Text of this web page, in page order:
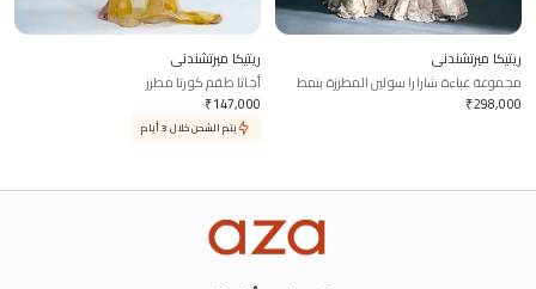
ريتيكا ميرتشندني
مجموعة عباءة شارارا سولين المطرزة بنمط
خلية النحل
₹298,000
ريتيكا ميرتشندني
أجاثا طقم كورتا مطرز
₹147,000
يتم الشحن خلال 3 أيام